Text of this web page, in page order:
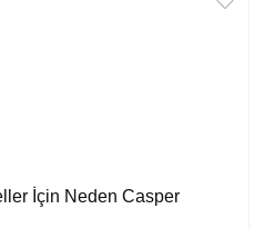
İçin Neden Casper